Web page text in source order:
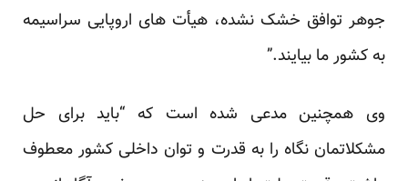
جوهر توافق خشک نشده، هیأت های اروپایی سراسیمه
به کشور ما بیایند.”
وی همچنین مدعی شده است که “باید برای حل
مشکلاتمان نگاه را به قدرت و توان داخلی کشور معطوف